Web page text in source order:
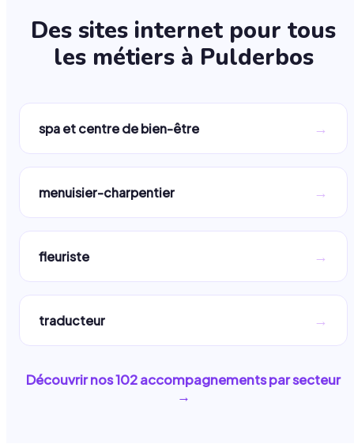
Des sites internet pour tous
les métiers à Pulderbos
spa et centre de bien-être →
menuisier-charpentier →
fleuriste →
traducteur →
Découvrir nos102accompagnements par secteur
→